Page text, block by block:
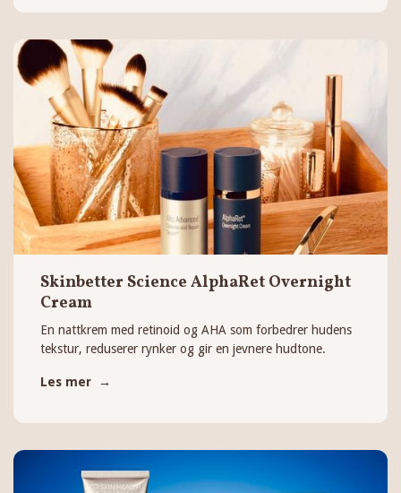
Skinbetter Science AlphaRet Overnight
Cream
En nattkrem med retinoid og AHA som forbedrer hudens
tekstur, reduserer rynker og gir en jevnere hudtone.
Les mer →